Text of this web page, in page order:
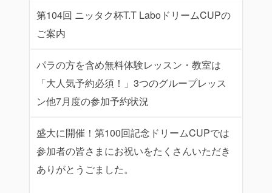
第104回 ニッタク杯T.T LaboドリームCUPの
ご案内
パラの方を含め無料体験レッスン・教室は
「大人気予約必須！」3つのグループレッス
ン他7月度の参加予約状況
盛大に開催！第100回記念ドリームCUPでは
参加者の皆さまにお祝いをたくさんいただき
ありがとうごました。